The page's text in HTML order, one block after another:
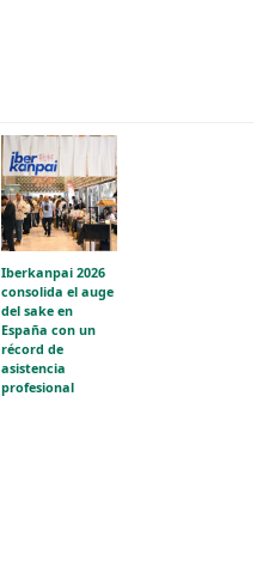
Iberkanpai 2026
consolida el auge
del sake en
España con un
récord de
asistencia
profesional